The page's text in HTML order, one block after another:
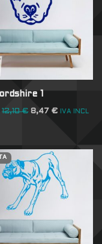
1
12,10€ 8,47€ IVA INCL